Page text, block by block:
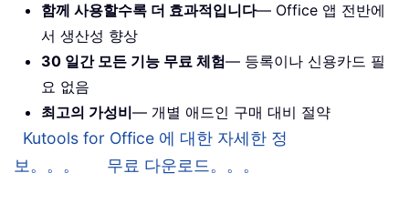
함께 사용할수록 더 효과적입니다— Office 앱 전반에
서 생산성 향상
30 일간 모든 기능 무료 체험— 등록이나 신용카드 필
요 없음
최고의 가성비— 개별 애드인 구매 대비 절약
Kutools for Office 에 대한 자세한 정
보。。。
무료 다운로드。。。